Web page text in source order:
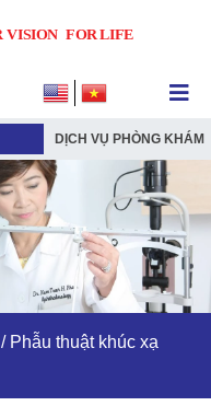
DỊCH VỤ PHÒNG KHÁM
/ Phẫu thuật khúc xạ